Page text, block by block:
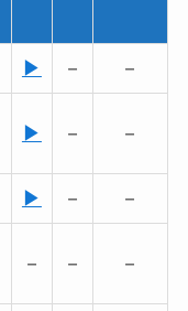
▶ － －
▶ － －
▶ － －
－ － －